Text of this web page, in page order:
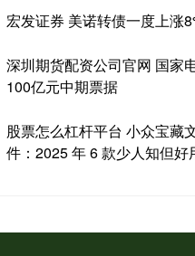
宏发证券 美诺转债一度上涨
深圳期货配资公司官网 国家
100亿元中期票据
股票怎么杠杆平台 小众宝藏
件：2025 年 6 款少人知但好